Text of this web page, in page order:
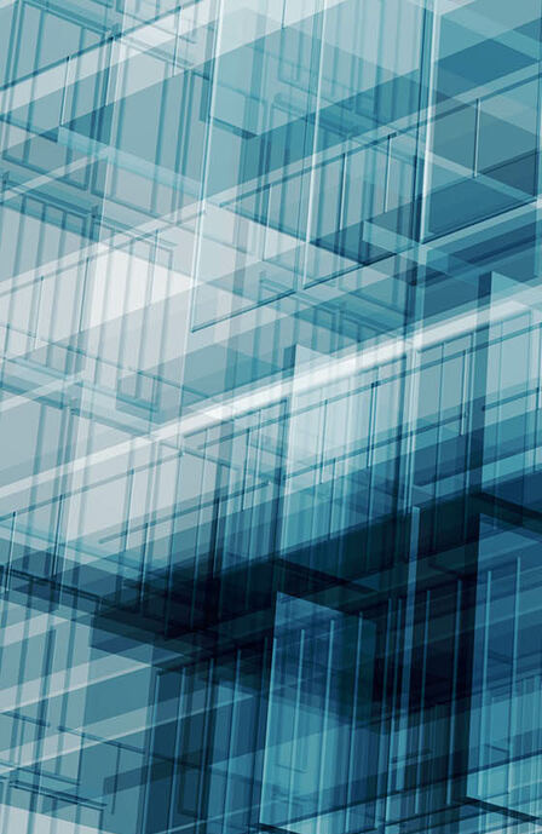
Funkturm